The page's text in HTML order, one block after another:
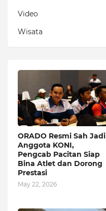
Video
Wisata
ORADO Resmi Sah Jadi
Anggota KONI,
Pengcab Pacitan Siap
Bina Atlet dan Dorong
Prestasi
May 22, 2026